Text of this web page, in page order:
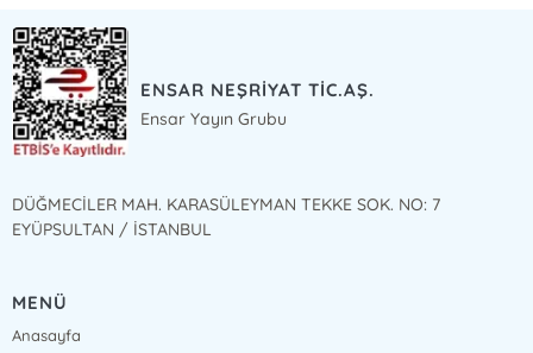
ENSAR NEŞRİYAT TİC.AŞ.
Ensar Yayın Grubu
DÜĞMECİLER MAH. KARASÜLEYMAN TEKKE SOK. NO: 7
EYÜPSULTAN / İSTANBUL
MENÜ
Anasayfa